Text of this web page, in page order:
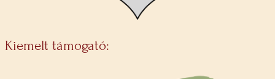
Kiemelt támogató: